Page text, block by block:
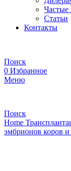
Частые
Статьи
Контакты
Поиск
0 Избранное
Меню
Поиск
Home
эмбрионов коров